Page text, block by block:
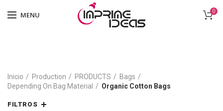
MENU 0
Inicio Production PRODUCTS
Bags
Depending On Bag Material
Organic Cotton Bags
FILTROS